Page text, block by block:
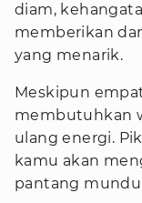
diam,
memberikan
yang menarik.
Meskipun
membutuhkan
ulang energi.
kamu akan
pantang